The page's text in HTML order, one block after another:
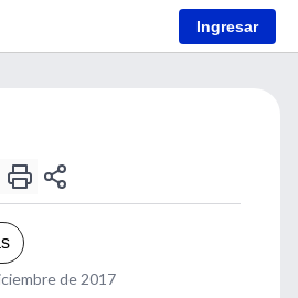
Ingresar
de 2017